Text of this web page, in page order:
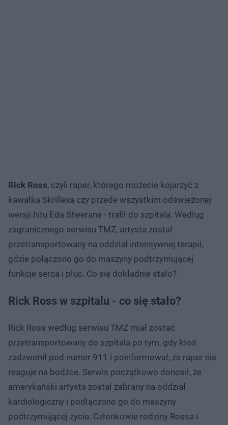
Rick Ross, czyli raper, którego możecie kojarzyć z
kawałka Skrillexa czy przede wszystkim odświeżonej
wersji hitu Eda Sheerana - trafił do szpitala. Według
zagranicznego serwisu TMZ, artysta został
przetransportowany na oddział intensywnej terapii,
gdzie połączono go do maszyny podtrzymującej
funkcje serca i płuc. Co się dokładnie stało?
Rick Ross w szpitalu - co się stało?
Rick Ross według serwisu TMZ miał zostać
przetransportowany do szpitala po tym, gdy ktoś
zadzwonił pod numer 911 i poinformował, że raper nie
reaguje na bodźce. Serwis początkowo donosił, że
amerykański artysta został zabrany na oddział
kardiologiczny i podłączono go do maszyny
podtrzymującej życie. Członkowie rodziny Rossa i